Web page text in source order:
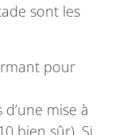
sont les
pour
mise à
bien sûr). Si